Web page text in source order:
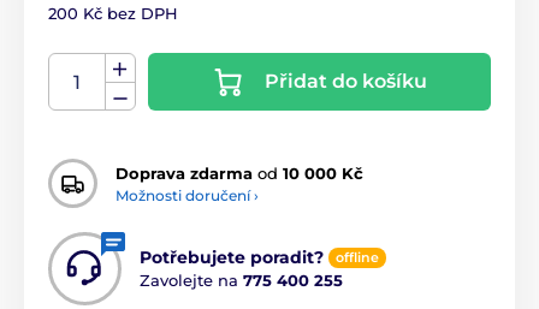
200 Kč bez DPH
Přidat do košíku
Doprava zdarma od 10 000 Kč
Možnosti doručení ›
Potřebujete poradit? offline
Zavolejte na 775 400 255